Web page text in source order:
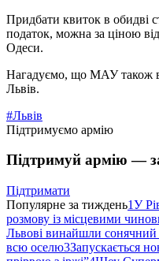
Придбати квиток в обидві
податок, можна за ціною
Одеси.
Нагадуємо, що МАУ також
Львів.
#Львів
Підтримуємо армію
Підтримуй армію —
Підтримати
Популярне за тиждень1У
розмову із місцевими
Львові винайшли сонячний
всю оселю3Запускається